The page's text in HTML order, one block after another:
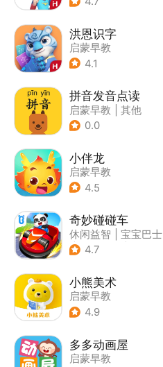
洪恩识字
启蒙早教
4.1
拼音发音点读
启蒙早教
其他
0.0
小伴龙
启蒙早教
4.5
奇妙碰碰车
休闲益智
宝宝巴士
| 儿童游戏
4.7
小熊美术
启蒙早教
4.9
多多动画屋
启蒙早教